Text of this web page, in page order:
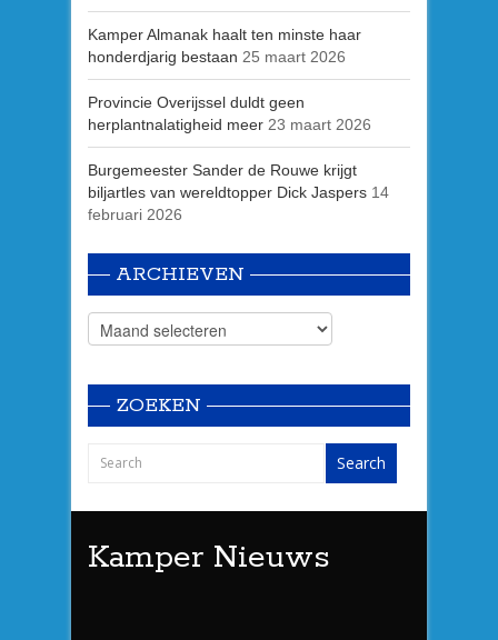
Kamper Almanak haalt ten minste haar
honderdjarig bestaan 25 maart 2026
Provincie Overijssel duldt geen
herplantnalatigheid meer 23 maart 2026
Burgemeester Sander de Rouwe krijgt
biljartles van wereldtopper Dick Jaspers 14
februari 2026
ARCHIEVEN
ZOEKEN
Kamper Nieuws